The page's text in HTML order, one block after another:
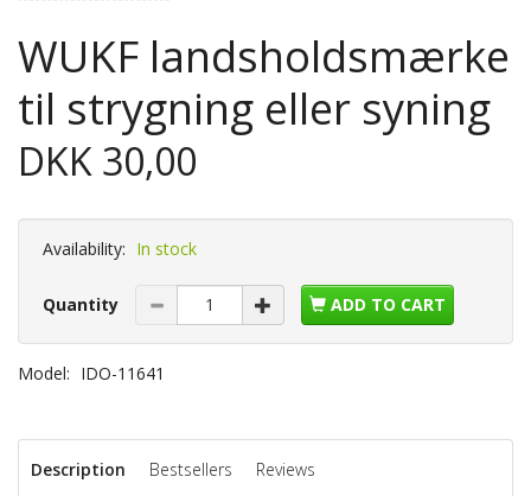
WUKF landsholdsmærke
til strygning eller syning
DKK 30,00
Availability: In stock
Quantity ADD TO CART
Model: IDO-11641
Description Bestsellers Reviews